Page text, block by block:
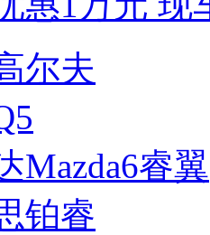
尔夫
Mazda6睿翼
铂睿